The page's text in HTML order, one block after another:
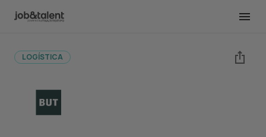
LOGÍSTICA
Voltar às histórias dos clientes